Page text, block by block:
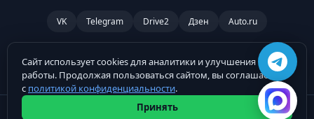
VK Telegram Drive2 Дзен Auto.ru
© 2026 Russification.ru. Все права защищены.
Сайт использует cookies для аналитики и улучшения
работы. Продолжая пользоваться сайтом, вы соглашаетесь
с политикой конфиденциальности.
Принять